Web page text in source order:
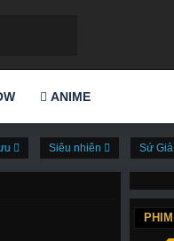
ANIME
Siêu nhiên Sứ